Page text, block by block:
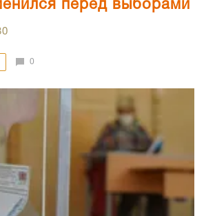
перед выборами
0